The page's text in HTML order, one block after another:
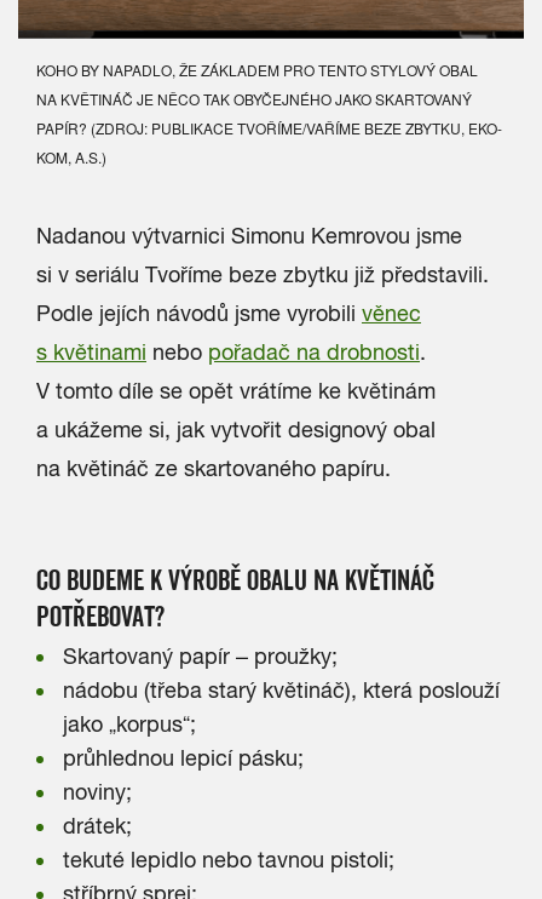
KOHO BY NAPADLO, ŽE ZÁKLADEM PRO TENTO STYLOVÝ OBAL
NA KVĚTINÁČ JE NĚCO TAK OBYČEJNÉHOJAKO SKARTOVANÝ
PAPÍR? (ZDROJ: PUBLIKACE TVOŘÍME/VAŘÍME BEZE ZBYTKU, EKO-
KOM, A.S.)
Nadanou výtvarnici Simonu Kemrovou jsme
si v seriálu Tvoříme beze zbytku již představili.
Podle jejích návodů jsme vyrobili věnec
s květinami nebo pořadač na drobnosti.
V tomto díle se opět vrátíme ke květinám
a ukážeme si, jak vytvořit designový obal
na květináč ze skartovaného papíru.
CO BUDEME K VÝROBĚ OBALU NA KVĚTINÁČ
POTŘEBOVAT?
Skartovaný papír – proužky;
nádobu (třeba starý květináč), která poslouží
jako „korpus“;
průhlednou lepicí pásku;
noviny;
drátek;
tekuté lepidlo nebo tavnou pistoli;
stříbrný sprej;